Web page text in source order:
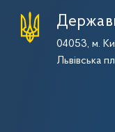
04053, м.
Львівська